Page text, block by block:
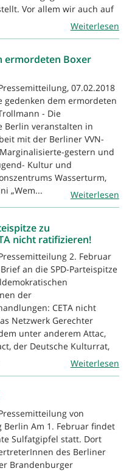
Vor allem wir auch auf
Weiterlesen
ermordeten Boxer
07.02.2018
gedenken dem ermordeten
- Die
Berlin veranstalten in
mit der Berliner VVN-
gestern und
Kultur und
Wasserturm,
„Wem...
Weiterlesen
zu
nicht ratifizieren!
2. Februar
an die SPD-Parteispitze
der
CETA nicht
Netzwerk Gerechter
unter anderem Attac,
der Deutsche Kulturrat,
Weiterlesen
von
Berlin Am 1. Februar findet
Sulfatgipfel statt. Dort
des Berliner
Brandenburger